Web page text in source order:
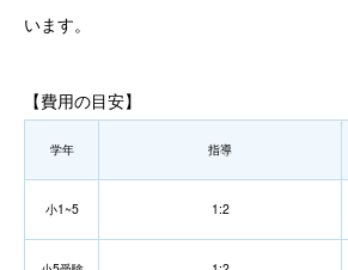
います。
【費用の目安】
学年 指導
小1~5 1:2